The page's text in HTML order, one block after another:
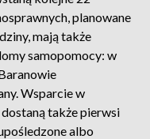
planowane
mają także
samopomocy: w
Wsparcie w
także pierwsi
albo